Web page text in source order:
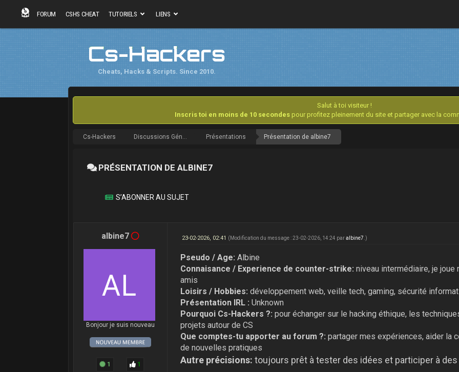
FORUM CSHS CHEAT TUTORIELS LIENS
Cs-Hackers
Cheats, Hacks & Scripts. Since 2010.
Salut à toi visiteur !
Inscris toi en moins de 10 secondes pour profitez pleinement du site et partager avec la
Cs-Hackers Discussions Générales Présentations Présentation de albine7
PRÉSENTATION DE ALBINE7
S’ABONNER AU SUJET
albine7
Bonjour je suis nouveau
1 1
23-02-2026, 02:41 (Modification du message : 23-02-2026, 14:24 paralbine7 .)
Pseudo / Age:Albine
Connaisance / Experience de counter-strike: niveau intermédiaire, je
amis
Loisirs / Hobbies:développement web, veille tech, gaming, sécurité
Présentation IRL :Unknown
Pourquoi Cs-Hackers ?:pour échanger sur le hacking éthique, les
projets autour de CS
Que comptes-tu apporter au forum ?:partager mes expériences, aider la
de nouvelles pratiques
Autre précisions: toujours prêt à tester des idées et participer à